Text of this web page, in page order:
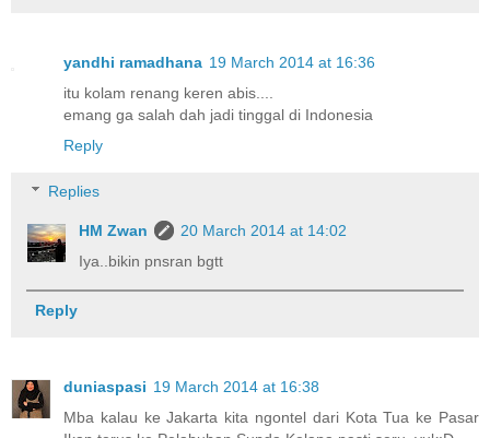
yandhi ramadhana 19 March 2014 at 16:36
itu kolam renang keren abis....
emang ga salah dah jadi tinggal di Indonesia
Reply
Replies
HM Zwan
20 March 2014 at 14:02
Iya..bikin pnsran bgtt
Reply
duniaspasi 19 March 2014 at 16:38
Mba kalau ke Jakarta kita ngontel dari Kota Tua ke Pasar